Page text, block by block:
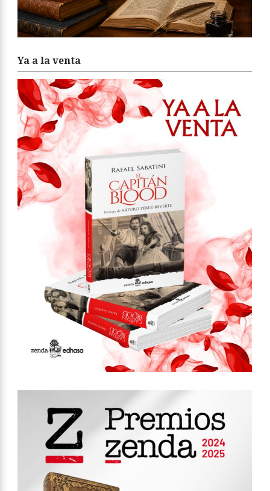
Ya a la venta